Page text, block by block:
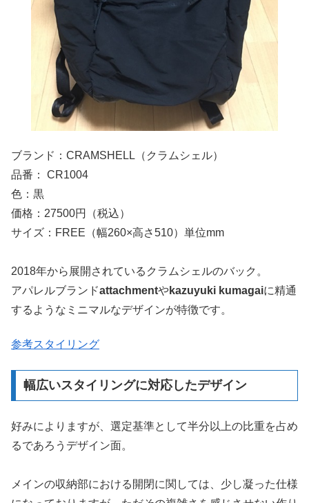
ブランド：CRAMSHELL（クラムシェル）
品番： CR1004
色：黒
価格：27500円（税込）
サイズ：FREE（幅260×高さ510）単位mm
2018年から展開されているクラムシェルのバック。
アパレルブランドattachmentやkazuyuki kumagaiに精通
するようなミニマルなデザインが特徴です。
参考スタイリング
幅広いスタイリングに対応したデザイン
好みによりますが、選定基準として半分以上の比重を占め
るであろうデザイン面。
メインの収納部における開閉に関しては、少し凝った仕様